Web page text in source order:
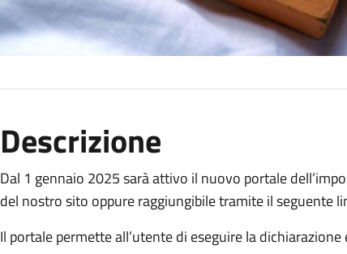
Descrizione
Dal 1 gennaio 2025 sarà attivo il nuovo portale
del nostro sito oppure raggiungibile tramite il seguente
Il portale permette all’utente di eseguire la